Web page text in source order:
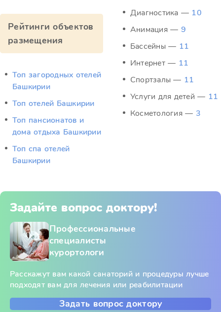
Рейтинги объектов
размещения
Топ загородных отелей
Башкирии
Топ отелей Башкирии
Топ пансионатов и
дома отдыха Башкирии
Топ спа отелей
Башкирии
Диагностика — 10
Анимация — 9
Бассейны — 11
Интернет — 11
Спортзалы — 11
Услуги для детей — 11
Косметология — 3
Задайте вопрос доктору!
Профессиональные
специалисты
курортологи
Расскажут вам какой санаторий и процедуры лучше
подходят вам для лечения или реабилитации
Задать вопрос доктору